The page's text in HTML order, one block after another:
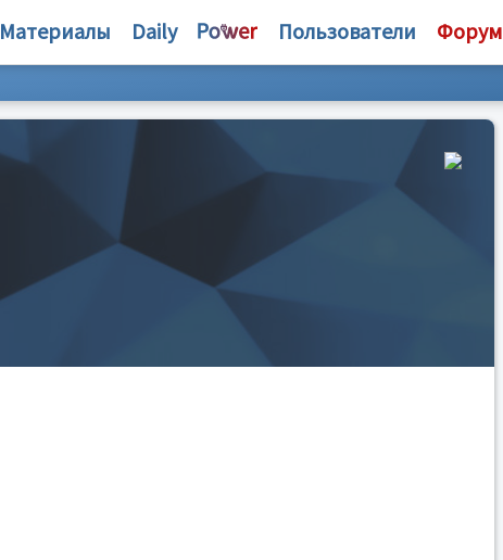
Материалы Daily Пользователи Форум